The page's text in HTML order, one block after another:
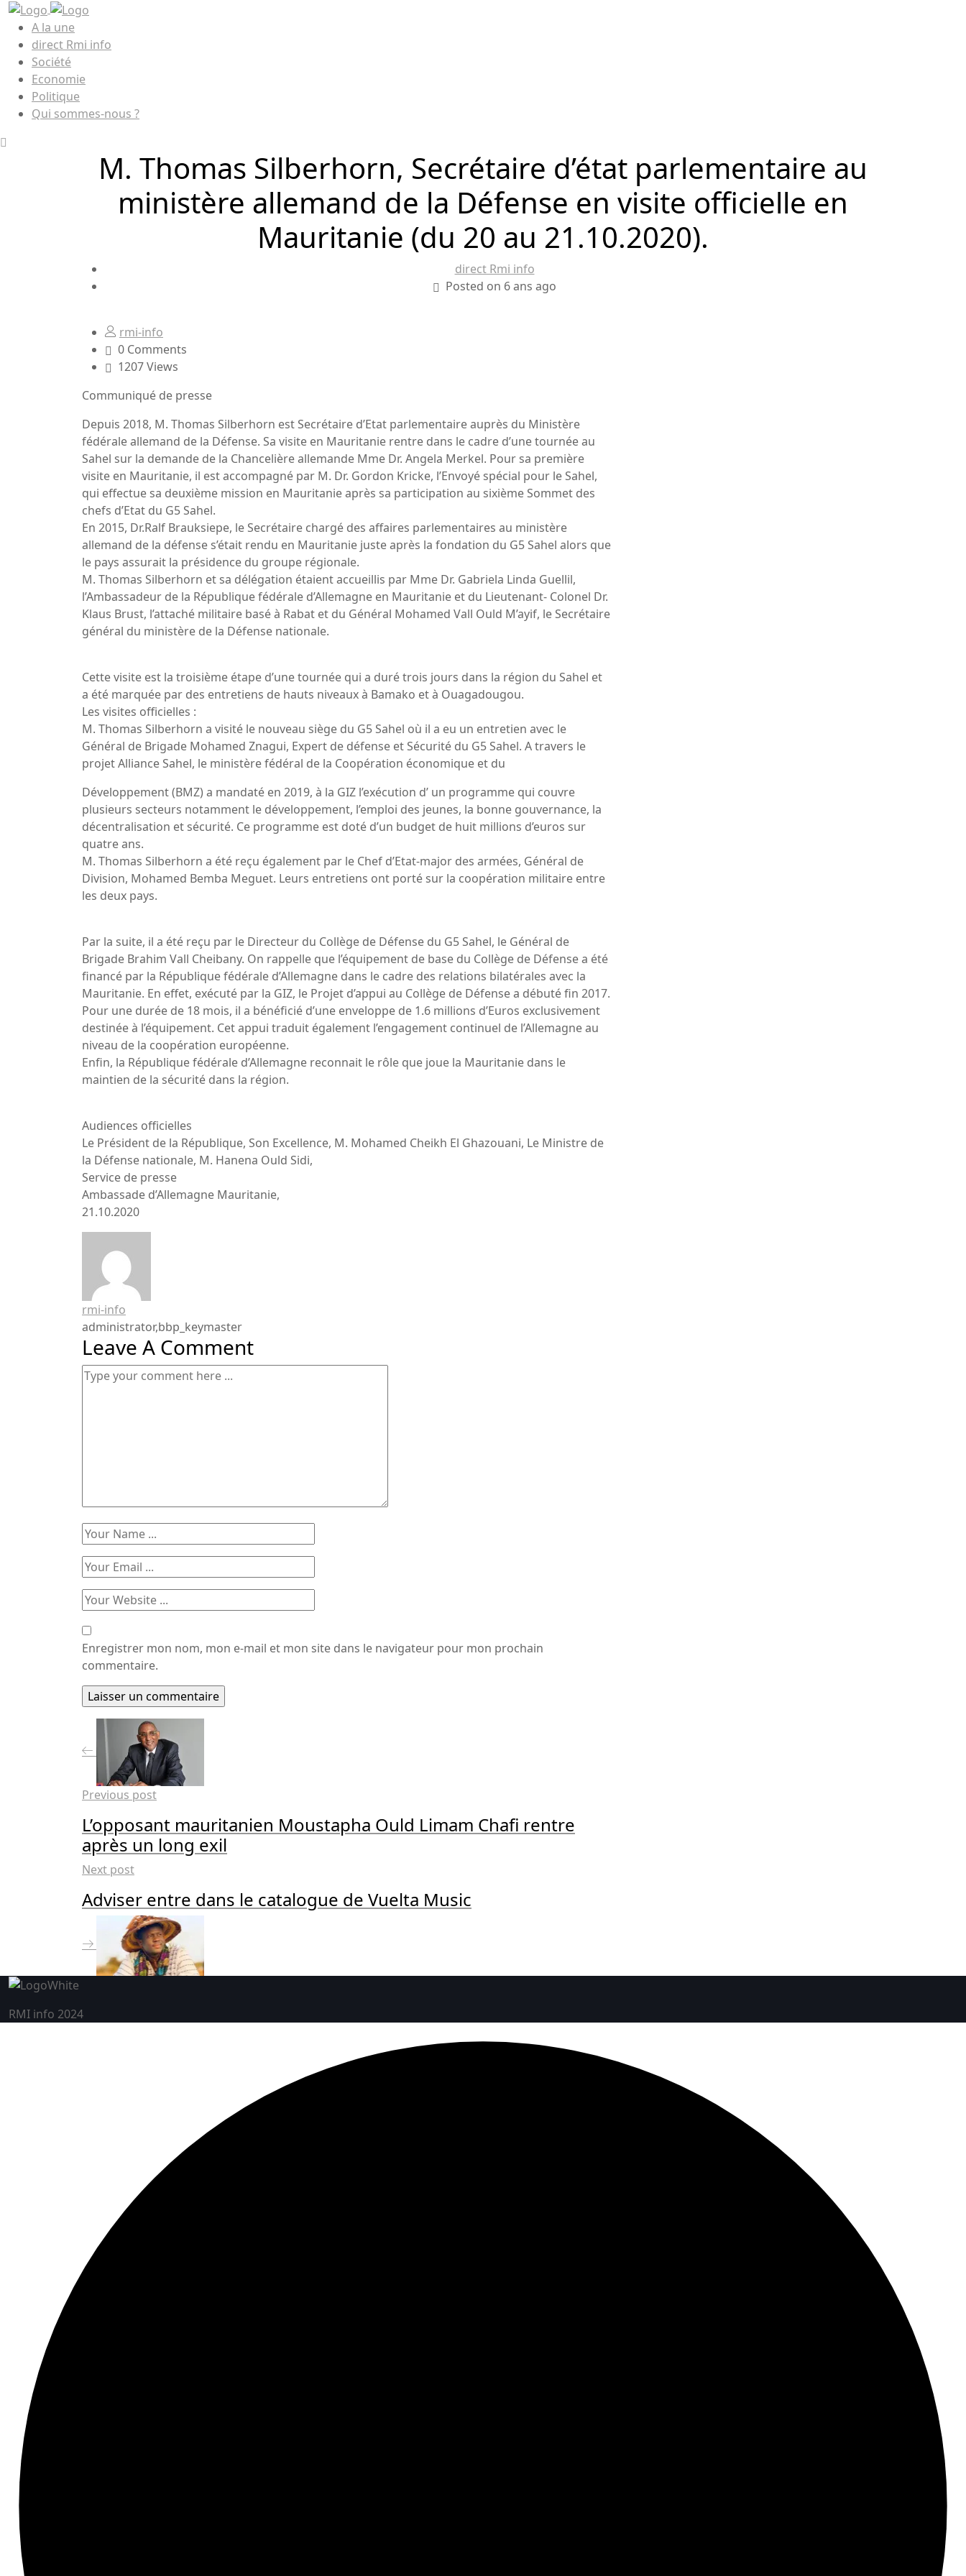
A la une
direct Rmi info
Société
Economie
Politique
Qui sommes-nous ?
M. Thomas Silberhorn, Secrétaire d’état parlementaire au
ministère allemand de la Défense en visite officielle en
Mauritanie (du 20 au 21.10.2020).
direct Rmi info
Posted on 6 ans ago
rmi-info
0 Comments
1207 Views
Communiqué de presse
Depuis 2018, M. Thomas Silberhorn est Secrétaire d’Etat parlementaire auprès du Ministère
fédérale allemand de la Défense. Sa visite en Mauritanie rentre dans le cadre d’une tournée au
Sahel sur la demande de la Chancelière allemande Mme Dr. Angela Merkel. Pour sa première
visite en Mauritanie, il est accompagné par M. Dr. Gordon Kricke, l’Envoyé spécial pour le Sahel,
qui effectue sa deuxième mission en Mauritanie après sa participation au sixième Sommet des
chefs d’Etat du G5 Sahel.
En 2015, Dr.Ralf Brauksiepe, le Secrétaire chargé des affaires parlementaires au ministère
allemand de la défense s’était rendu en Mauritanie juste après la fondation du G5 Sahel alors que
le pays assurait la présidence du groupe régionale.
M. Thomas Silberhorn et sa délégation étaient accueillis par Mme Dr. Gabriela Linda Guellil,
l’Ambassadeur de la République fédérale d’Allemagne en Mauritanie et du Lieutenant- Colonel Dr.
Klaus Brust, l’attaché militaire basé à Rabat et du Général Mohamed Vall Ould M’ayif, le Secrétaire
général du ministère de la Défense nationale.
Cette visite est la troisième étape d’une tournée qui a duré trois jours dans la région du Sahel et
a été marquée par des entretiens de hauts niveaux à Bamako et à Ouagadougou.
Les visites officielles :
M. Thomas Silberhorn a visité le nouveau siège du G5 Sahel où il a eu un entretien avec le
Général de Brigade Mohamed Znagui, Expert de défense et Sécurité du G5 Sahel. A travers le
projet Alliance Sahel, le ministère fédéral de la Coopération économique et du
Développement (BMZ) a mandaté en 2019, à la GIZ l’exécution d’ un programme qui couvre
plusieurs secteurs notamment le développement, l’emploi des jeunes, la bonne gouvernance, la
décentralisation et sécurité. Ce programme est doté d’un budget de huit millions d’euros sur
quatre ans.
M. Thomas Silberhorn a été reçu également par le Chef d’Etat-major des armées, Général de
Division, Mohamed Bemba Meguet. Leurs entretiens ont porté sur la coopération militaire entre
les deux pays.
Par la suite, il a été reçu par le Directeur du Collège de Défense du G5 Sahel, le Général de
Brigade Brahim Vall Cheibany. On rappelle que l’équipement de base du Collège de Défense a été
financé par la République fédérale d’Allemagne dans le cadre des relations bilatérales avec la
Mauritanie. En effet, exécuté par la GIZ, le Projet d’appui au Collège de Défense a débuté fin 2017.
Pour une durée de 18 mois, il a bénéficié d’une enveloppe de 1.6 millions d’Euros exclusivement
destinée à l’équipement. Cet appui traduit également l’engagement continuel de l’Allemagne au
niveau de la coopération européenne.
Enfin, la République fédérale d’Allemagne reconnait le rôle que joue la Mauritanie dans le
maintien de la sécurité dans la région.
Audiences officielles
Le Président de la République, Son Excellence, M. Mohamed Cheikh El Ghazouani, Le Ministre de
la Défense nationale, M. Hanena Ould Sidi,
Service de presse
Ambassade d’Allemagne Mauritanie,
21.10.2020
rmi-info
administrator,bbp_keymaster
Leave A Comment
Enregistrer mon nom, mon e-mail et mon site dans le navigateur pour mon prochain
commentaire.
Previous post
L’opposant mauritanien Moustapha Ould Limam Chafi rentre
après un long exil
Next post
Adviser entre dans le catalogue de Vuelta Music
RMI info 2024